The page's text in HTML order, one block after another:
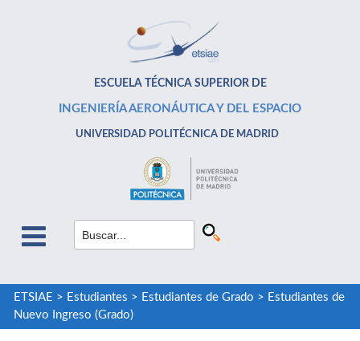
ESCUELA TÉCNICA SUPERIOR DE
INGENIERÍA AERONÁUTICA Y DEL ESPACIO
UNIVERSIDAD POLITÉCNICA DE MADRID
ETSIAE > Estudiantes > Estudiantes de Grado > Estudiantes de
Nuevo Ingreso (Grado)